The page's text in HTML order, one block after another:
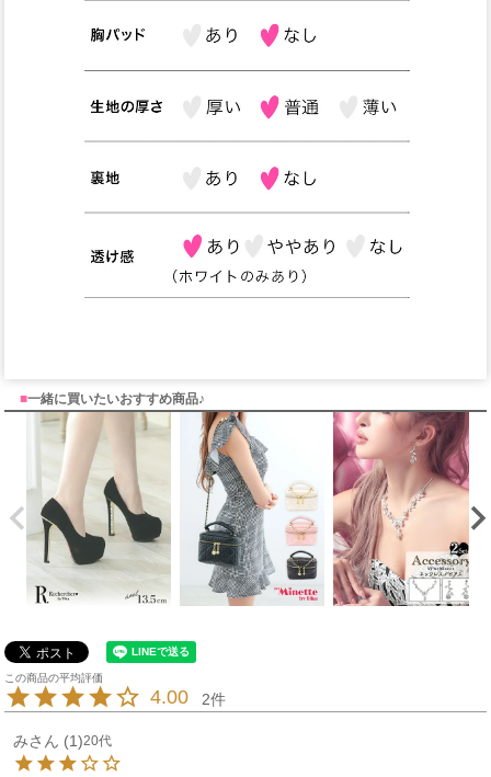
■一緒に買いたいおすすめ商品♪
4.00 2
み 1 20代